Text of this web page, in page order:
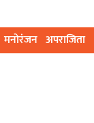
मनोरंजन अपराजिता